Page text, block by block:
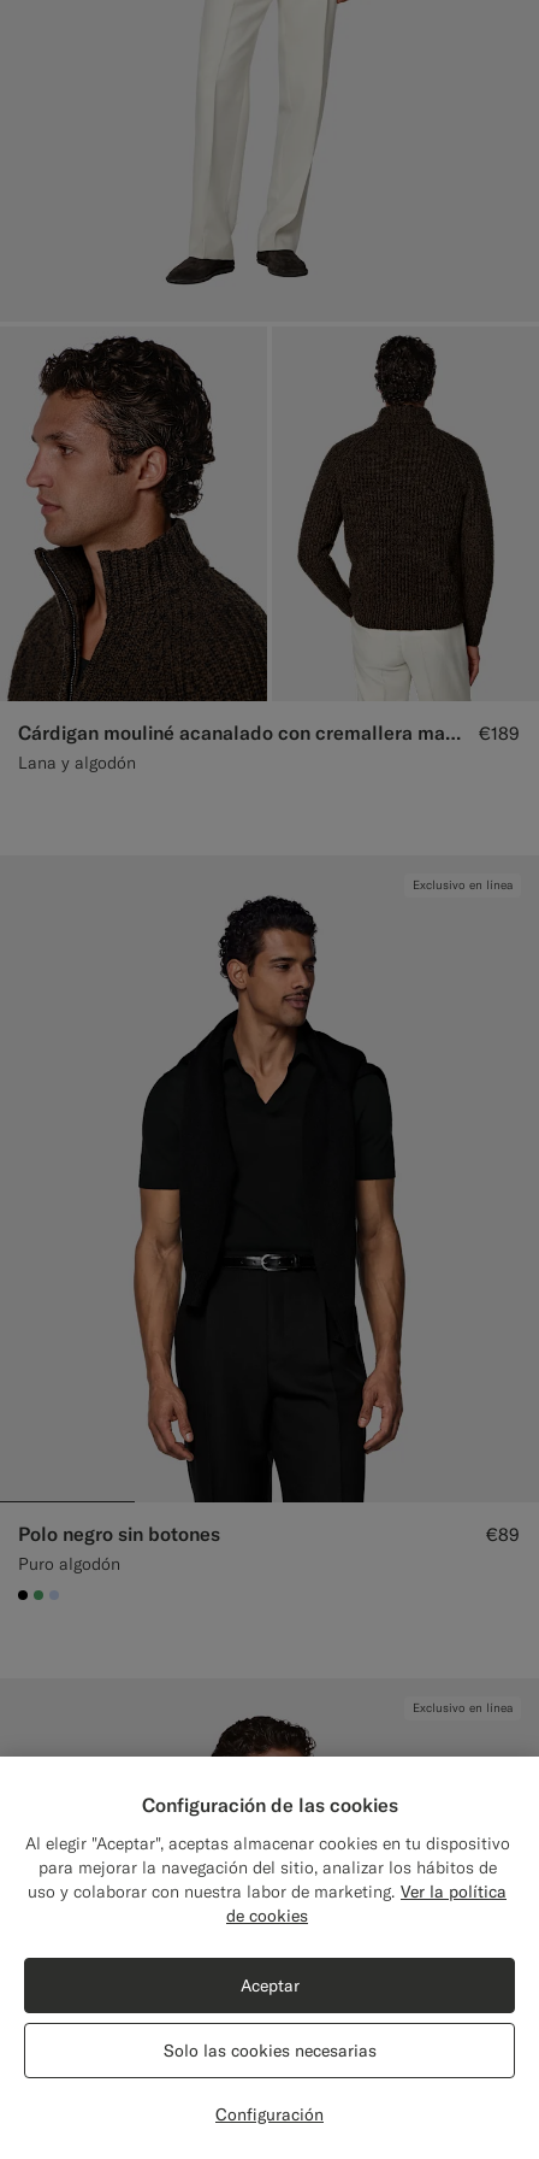
Cárdigan mouliné acanalado con cremallera marrón medio
Lana y algodón
€189
Exclusivo en línea
Polo negro sin botones
Puro algodón
€89
#000000
#50AA6A
#CCDCF9
Exclusivo en línea
Close
Envío a: ¿Estados Unidos?
contenidos que sean pertinentes para ti.
Estados Unidos(USD)
Cambiar localización
Configuración de las cookies
Al elegir "Aceptar", aceptas almacenar cookies en tu dispositivo
para mejorar la navegación del sitio, analizar los hábitos de
uso y colaborar con nuestra labor de marketing. Ver la política
de cookies
Configuración
Solo las cookies necesarias
Aceptar